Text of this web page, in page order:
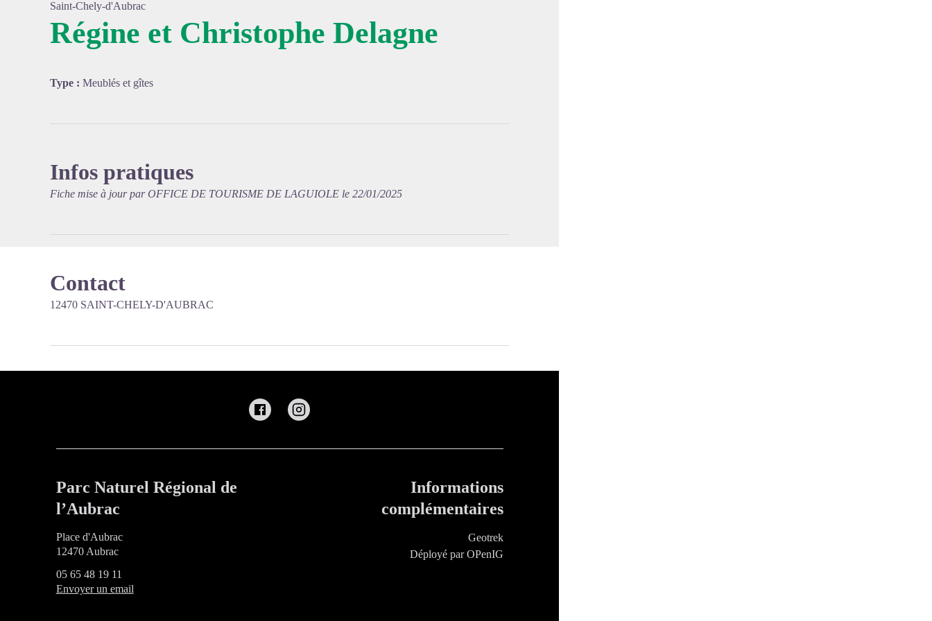
Saint-Chely-d'Aubrac
Régine et Christophe Delagne
Type : Meublés et gîtes
Infos pratiques
Fiche mise à jour par OFFICE DE TOURISME DE LAGUIOLE le 22/01/2025
Contact
12470 SAINT-CHELY-D'AUBRAC
Parc Naturel Régional de
l’Aubrac
Place d'Aubrac
12470 Aubrac
05 65 48 19 11
Envoyer un email
Informations
complémentaires
Geotrek
Déployé par OPenIG